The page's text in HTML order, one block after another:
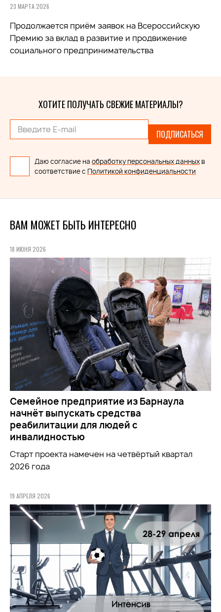
23 МАРТА 2026
Продолжается приём заявок на Всероссийскую
Премию за вклад в развитие и продвижение
социального предпринимательства
ХОТИТЕ ПОЛУЧАТЬ СВЕЖИЕ МАТЕРИАЛЫ?
ПОДПИСАТЬСЯ
Даю согласие на обработку персональных данных в
соответствие с Политикой конфиденциальности
ВАМ МОЖЕТ БЫТЬ ИНТЕРЕСНО
18 ИЮНЯ 2026
Семейное предприятие из Барнаула
начнёт выпускать средства
реабилитации для людей с
инвалидностью
Старт проекта намечен на четвёртый квартал
2026 года
19 АПРЕЛЯ 2026